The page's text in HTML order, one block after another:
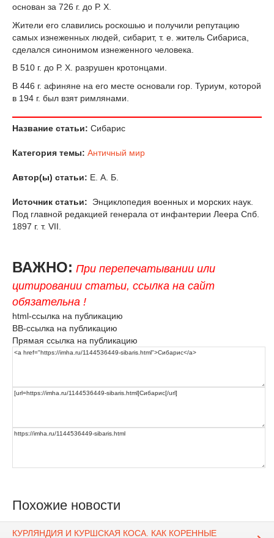
основан за 726 г. до Р. X.
Жители его славились роскошью и получили репутацию
самых изнеженных людей, сибарит, т. е. житель Сибариса,
сделался синонимом изнеженного человека.
В 510 г. до Р. X. разрушен кротонцами.
В 446 г. афиняне на его месте основали гор. Туриум, которой
в 194 г. был взят римлянами.
Название статьи: Сибарис
Категория темы: Античный мир
Автор(ы) статьи: Е. А. Б.
Источник статьи:
Энциклопедия военных и морских наук.
Под главной редакцией генерала от инфантерии Леера Спб.
1897 г. т. VII.
ВАЖНО: При перепечатывании или
цитировании статьи, ссылка на сайт
обязательна !
html-ссылка на публикацию
BB-ссылка на публикацию
Прямая ссылка на публикацию
Похожие новости
КУРЛЯНДИЯ И КУРШСКАЯ КОСА. КАК КОРЕННЫЕ